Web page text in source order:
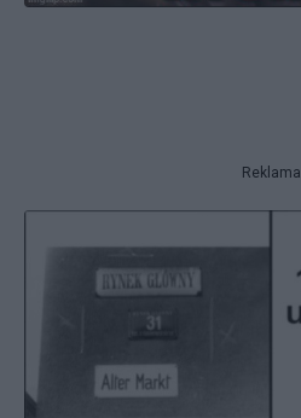
Reklama